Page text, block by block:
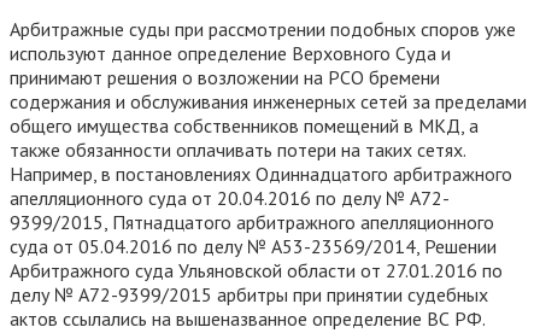
Арбитражные суды при рассмотрении подобных споров уже
используют данное определение Верховного Суда и
принимают решения о возложении на РСО бремени
содержания и обслуживания инженерных сетей за пределами
общего имущества собственников помещений в МКД, а
также обязанности оплачивать потери на таких сетях.
Например, в постановлениях Одиннадцатого арбитражного
апелляционного суда от 20.04.2016 по делу № А72-
9399/2015, Пятнадцатого арбитражного апелляционного
суда от 05.04.2016 по делу № А53-23569/2014, Решении
Арбитражного суда Ульяновской области от 27.01.2016 по
делу № А72-9399/2015 арбитры при принятии судебных
актов ссылались на вышеназванное определение ВС РФ.